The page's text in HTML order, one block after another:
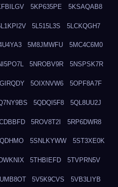
5KP635PE 5KSAQAB8
5L515L3S 5LCKQGH7
5M8JMWFU 5MC4C6M0
5NROBV9R 5NSPSK7R
5OIXNVW6 5OPF8A7F
5QDQI5F8 5QL8UU2J
5ROV8T2I 5RP6DWR8
5SNLKYWW 5ST3XE0K
5THBIEFD 5TVPRN5V
5V5K9CVS 5VB3LIYB